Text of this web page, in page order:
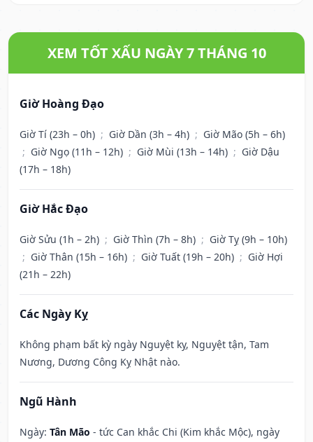
XEM TỐT XẤU NGÀY 7 THÁNG 10
Giờ Hoàng Đạo
Giờ Tí (23h – 0h) ; Giờ Dần (3h – 4h) ; Giờ Mão (5h – 6h)
; Giờ Ngọ (11h – 12h) ; Giờ Mùi (13h – 14h) ; Giờ Dậu
(17h – 18h)
Giờ Hắc Đạo
Giờ Sửu (1h – 2h) ; Giờ Thìn (7h – 8h) ; Giờ Tỵ (9h – 10h)
; Giờ Thân (15h – 16h) ; Giờ Tuất (19h – 20h) ; Giờ Hợi
(21h – 22h)
Các Ngày Kỵ
Không phạm bất kỳ ngày Nguyệt kỵ, Nguyệt tận, Tam
Nương, Dương Công Kỵ Nhật nào.
Ngũ Hành
Ngày: Tân Mão - tức Can khắc Chi (Kim khắc Mộc), ngày